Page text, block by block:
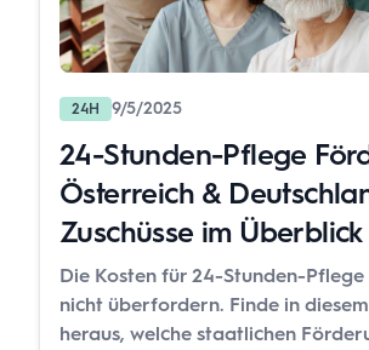
24H 9/5/2025
24-Stunden-Pflege
Österreich &
Zuschüsse im Überblick
Die Kosten für 24-Stunden-Pflege
nicht überfordern. Finde in
heraus, welche staatlichen